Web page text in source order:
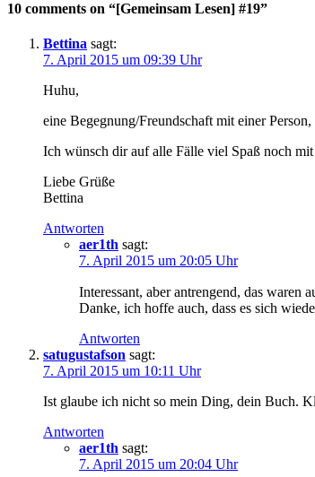
10 comments on “[Gemeinsam Lesen] #19”
Bettina sagt:
7. April 2015 um 09:39 Uhr
Huhu,
eine Begegnung/Freundschaft mit einer
Ich wünsch dir auf alle Fälle viel Spaß noch
Liebe Grüße
Bettina
Antworten
aer1th sagt:
7. April 2015 um 20:05 Uhr
Interessant, aber antrengend, das waren
Danke, ich hoffe auch, dass es sich
Antworten
satugustafson sagt:
7. April 2015 um 10:11 Uhr
Ist glaube ich nicht so mein Ding, dein Buch.
Antworten
aer1th sagt:
7. April 2015 um 20:04 Uhr